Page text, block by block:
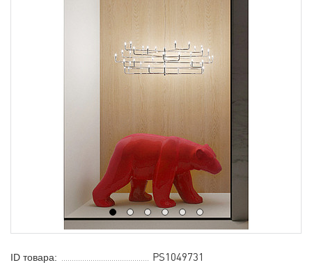
1 2 3 4 5 6
ID товара: PS1049731